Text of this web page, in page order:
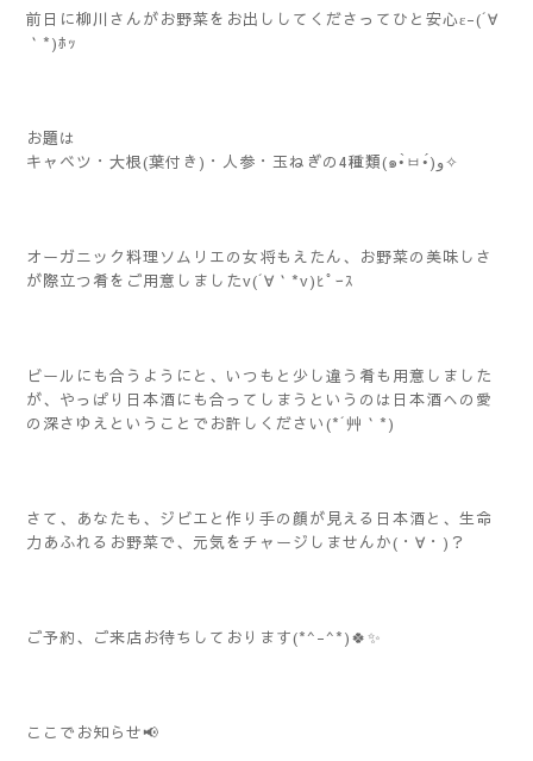
前日に柳川さんがお野菜をお出ししてくださってひと安心ε-(´∀
｀*)ﾎｯ
お題は
キャベツ・大根(葉付き)・人参・玉ねぎの4種類(๑•̀ㅂ•́)و✧
オーガニック料理ソムリエの女将もえたん、お野菜の美味しさ
が際立つ肴をご用意しましたv(´∀｀*v)ﾋﾟｰｽ
ビールにも合うようにと、いつもと少し違う肴も用意しました
が、やっぱり日本酒にも合ってしまうというのは日本酒への愛
の深さゆえということでお許しください(*´艸｀*)
さて、あなたも、ジビエと作り手の顔が見える日本酒と、生命
力あふれるお野菜で、元気をチャージしませんか(・∀・)？
ご予約、ご来店お待ちしております(*^-^*)🍀✨️
ここでお知らせ📢